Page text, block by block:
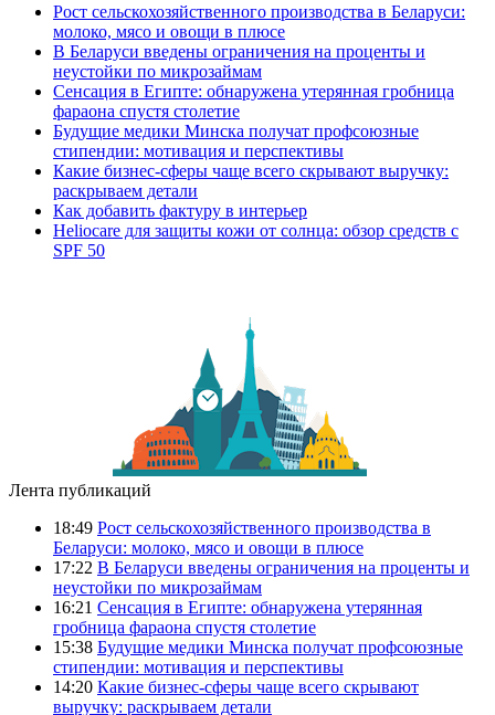
Рост сельскохозяйственного производства в Беларуси:
молоко, мясо и овощи в плюсе
В Беларуси введены ограничения на проценты и
неустойки по микрозаймам
Сенсация в Египте: обнаружена утерянная гробница
фараона спустя столетие
Будущие медики Минска получат профсоюзные
стипендии: мотивация и перспективы
Какие бизнес-сферы чаще всего скрывают выручку:
раскрываем детали
Как добавить фактуру в интерьер
Heliocare для защиты кожи от солнца: обзор средств с
SPF 50
Лента публикаций
18:49 Рост сельскохозяйственного производства в
Беларуси: молоко, мясо и овощи в плюсе
17:22 В Беларуси введены ограничения на проценты и
неустойки по микрозаймам
16:21 Сенсация в Египте: обнаружена утерянная
гробница фараона спустя столетие
15:38 Будущие медики Минска получат профсоюзные
стипендии: мотивация и перспективы
14:20 Какие бизнес-сферы чаще всего скрывают
выручку: раскрываем детали